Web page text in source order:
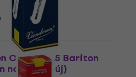
Classic 3.5 Bariton
nád (Mint új)